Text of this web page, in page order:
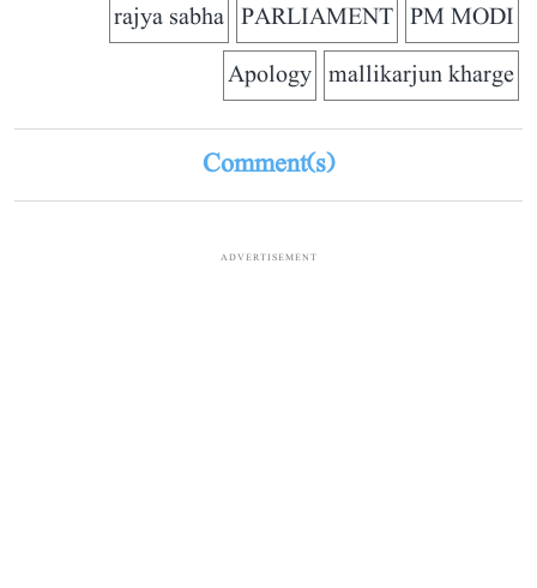
PM MODI
PARLIAMENT
rajya sabha
mallikarjun kharge
Apology
Comment(s)
ADVERTISEMENT